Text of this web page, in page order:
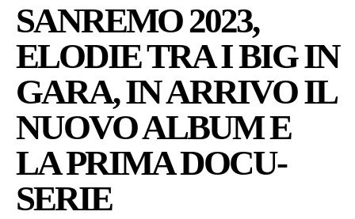
SANREMO 2023,
ELODIE TRA I BIG IN
GARA, IN ARRIVO IL
NUOVO ALBUM E
LA PRIMA DOCU-
SERIE